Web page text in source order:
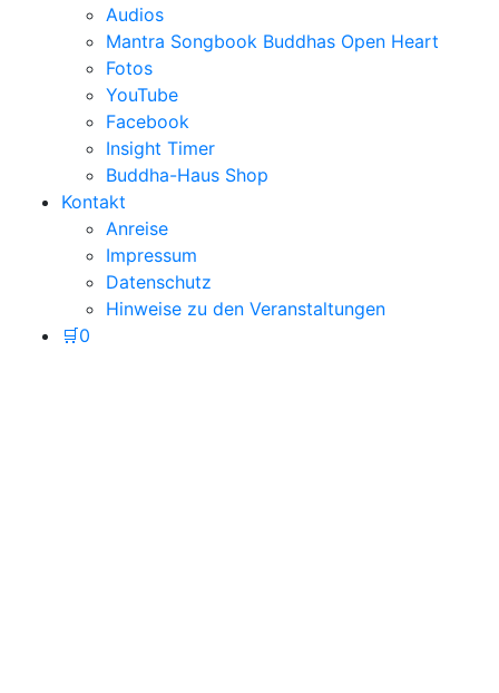
Audios
Mantra Songbook Buddhas Open Heart
Fotos
YouTube
Facebook
Insight Timer
Buddha-Haus Shop
Kontakt
Anreise
Impressum
Datenschutz
Hinweise zu den Veranstaltungen
🛒0